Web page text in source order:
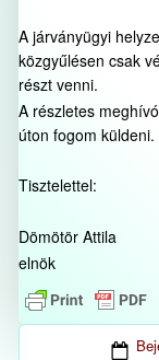
A járványügyi
közgyűlésen csak
részt venni.
A részletes
úton fogom küldeni.
Tisztelettel:
Dömötör Attila
elnök